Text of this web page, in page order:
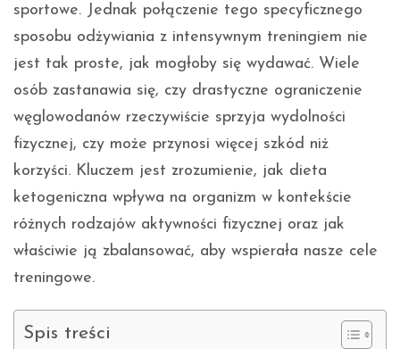
sportowe. Jednak połączenie tego specyficznego
sposobu odżywiania z intensywnym treningiem nie
jest tak proste, jak mogłoby się wydawać. Wiele
osób zastanawia się, czy drastyczne ograniczenie
węglowodanów rzeczywiście sprzyja wydolności
fizycznej, czy może przynosi więcej szkód niż
korzyści. Kluczem jest zrozumienie, jak dieta
ketogeniczna wpływa na organizm w kontekście
różnych rodzajów aktywności fizycznej oraz jak
właściwie ją zbalansować, aby wspierała nasze cele
treningowe.
Spis treści